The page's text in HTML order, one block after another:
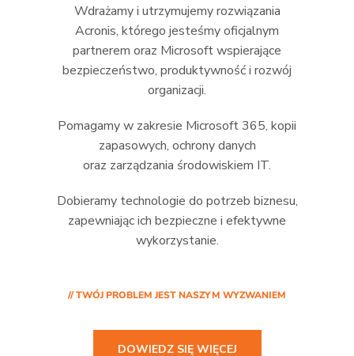
Wdrażamy i utrzymujemy rozwiązania
Acronis, którego jesteśmy oficjalnym
partnerem oraz Microsoft wspierające
bezpieczeństwo, produktywność i rozwój
organizacji.
Pomagamy w zakresie Microsoft 365, kopii
zapasowych, ochrony danych
oraz zarządzania środowiskiem IT.
Dobieramy technologie do potrzeb biznesu,
zapewniając ich bezpieczne i efektywne
wykorzystanie.
// TWÓJ PROBLEM JEST NASZYM WYZWANIEM
DOWIEDZ SIĘ WIĘCEJ